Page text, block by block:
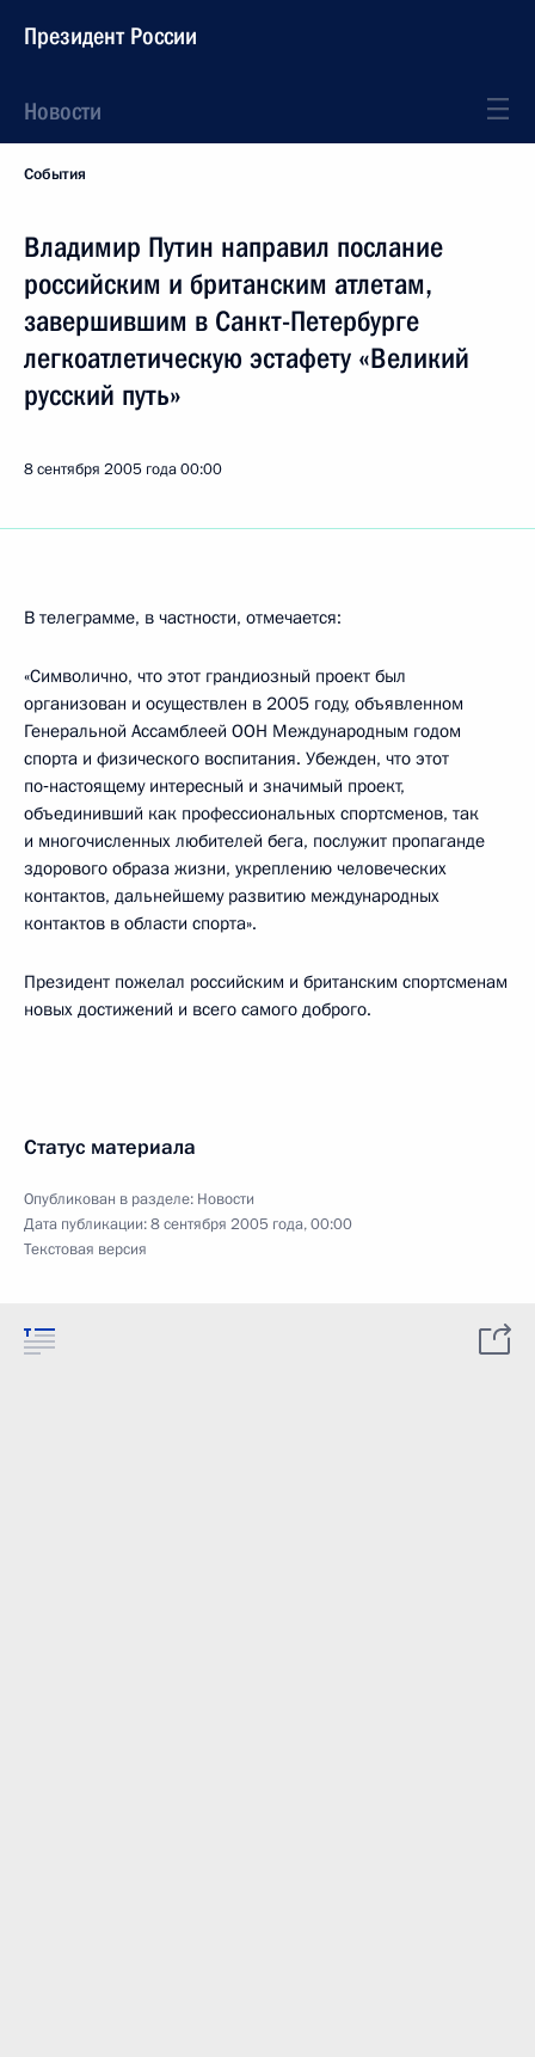
Президент России
Новости
События
Владимир Путин направил послание
российским и британским атлетам,
завершившим в Санкт-Петербурге
легкоатлетическую эстафету «Великий
русский путь»
8 сентября 2005 года00:00
В телеграмме, в частности, отмечается:
«Символично, что этот грандиозный проект был
организован и осуществлен в 2005 году, объявленном
Генеральной Ассамблеей ООН Международным годом
спорта и физического воспитания. Убежден, что этот
по‑настоящему интересный и значимый проект,
объединивший как профессиональных спортсменов, так
и многочисленных любителей бега, послужит пропаганде
здорового образа жизни, укреплению человеческих
контактов, дальнейшему развитию международных
контактов в области спорта».
Президент пожелал российским и британским спортсменам
новых достижений и всего самого доброго.
Статус материала
Опубликован в разделе: Новости
Дата публикации:8 сентября 2005 года, 00:00
Текстовая версия